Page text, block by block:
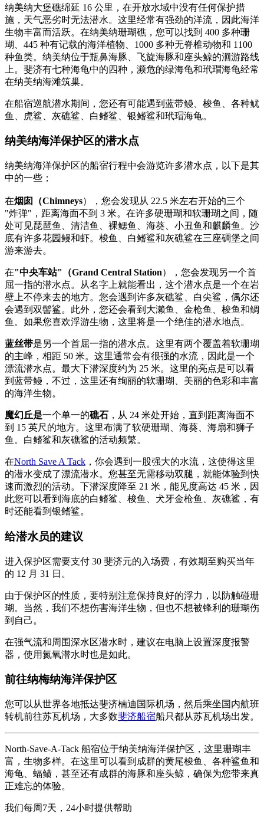
纳美纳大堡礁绵延 16 公里，在开放水域中没有任何保护措
施，天气恶劣时无法潜水。这里经常有强劲的洋流，因此海洋
生物丰富而活跃。在纳美纳珊瑚礁，您可以找到 400 多种珊
瑚、445 种有记载的海洋植物、1000 多种无脊椎动物和 1100
种鱼类。纳美纳位于瓶鼻海豚、飞旋海豚和座头鲸的洄游路线
上。斐济有七种海龟中的四种，濒危的绿海龟和玳瑁海龟经常
在纳美纳海滩筑巢。
在船宿巡航潜水期间，您还有可能遇到蓝带鳗、梭鱼、各种鱿
鱼、虎鲨、灰礁鲨、白鳍鲨、银鳍鲨和玳瑁海龟。
纳美纳海洋保护区的潜水点
纳美纳海洋保护区的船宿行程中会游览许多潜水点，以下是其
中的一些；
在烟囱（Chimneys），您会发现从 22.5 米左右开始的三个
"炸弹"，距离海面不到 3 米。在许多硬珊瑚和软珊瑚之间，随
处可见琵琶鱼、清洁鱼、裸鳃鱼、海葵、小丑鱼和麒麟鱼。沙
底有许多花园鳗和虾。梭鱼、白鳍鲨和灰礁鲨在三座碉堡之间
游来游去。
在"中央车站"（Grand Central Station），您会发现另一个首
屈一指的潜水点。从名字上就能看出，这个潜水点是一个在岩
壁上不停来去的地方。您会遇到许多灰礁鲨、白尖鲨，偶尔还
会遇到双髻鲨。此外，您还会看到大濑鱼、金枪鱼、梭鱼和鲷
鱼。如果您喜欢浮游生物，这里将是一个绝佳的潜水地点。
蓝丝带是另一个首屈一指的潜水点。这里有两个覆盖着软珊瑚
的主峰，相距 50 米。这里通常会有很强的水流，因此是一个
漂流潜水点。最大下潜深度约为 25 米。这里的亮点是可以看
到蓝带鳗，不过，这里还有绚丽的软珊瑚、美丽的色彩和丰富
的海洋生物。
魔幻丘是一个单一的礁石 ，从 24 米处开始，直到距离海面不
到 15 英尺的地方。这里布满了软硬珊瑚、海葵、海扇和狮子
鱼。白鳍鲨和灰礁鲨的活动频繁。
在North Save A Tack ，你会遇到一股强大的水流，这使得这里
的潜水变成了漂流潜水。您甚至无需移动双腿，就能体验到快
速而激烈的活动。下潜深度降至 21 米，能见度高达 45 米，因
此您可以看到海底的白鳍鲨、梭鱼、犬牙金枪鱼、灰礁鲨，有
时还能看到银鳍鲨。
给潜水员的建议
进入保护区需要支付 30 斐济元的入场费，有效期至购买当年
的 12 月 31 日。
由于保护区的性质，要特别注意保持良好的浮力，以防触碰珊
瑚。当然，我们不想伤害海洋生物，但也不想被锋利的珊瑚伤
到自己。
在强气流和周围深水区潜水时，建议在电脑上设置深度报警
器，使用氮氧潜水时也是如此。
前往纳梅纳海洋保护区
您可以从世界各地抵达斐济楠迪国际机场，然后乘坐国内航班
转机前往苏瓦机场，大多数斐济船宿船只都从苏瓦机场出发。
North-Save-A-Tack 船宿位于纳美纳海洋保护区，这里珊瑚丰
富，生物多样。在这里可以看到成群的黄尾梭鱼、各种鲨鱼和
海龟、蝠鲼，甚至还有成群的海豚和座头鲸，确保为您带来真
正难忘的体验。
我们每周7天，24小时提供帮助